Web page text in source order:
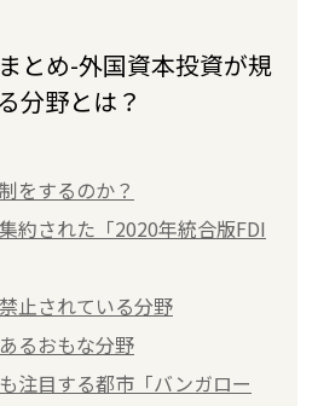
とめ-外国資本投資が規
分野とは？
をするのか？
約された「2020年統合版FDI
止されている分野
るおもな分野
注目する都市「バンガロー